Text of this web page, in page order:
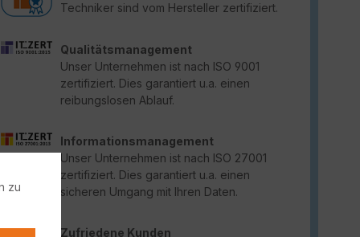
Techniker sind vom Hersteller zertifiziert.
Qualitätsmanagement
Unser Unternehmen ist nach ISO 9001
zertifiziert. Dies garantiert u.a. einen
reibungslosen Ablauf.
Informationsmanagement
Unser Unternehmen ist nach ISO 27001
zertifiziert. Dies garantiert u.a. einen
sicheren Umgang mit Ihren Daten.
Zufriedene Kunden
zu